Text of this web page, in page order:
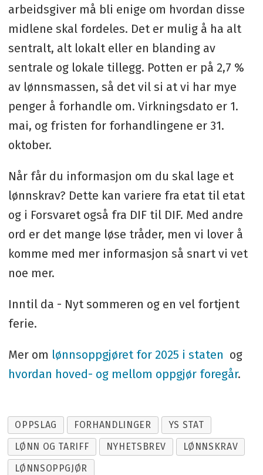
arbeidsgiver må bli enige om hvordan disse
midlene skal fordeles. Det er mulig å ha alt
sentralt, alt lokalt eller en blanding av
sentrale og lokale tillegg. Potten er på 2,7 %
av lønnsmassen, så det vil si at vi har mye
penger å forhandle om. Virkningsdato er 1.
mai, og fristen for forhandlingene er 31.
oktober.
Når får du informasjon om du skal lage et
lønnskrav? Dette kan variere fra etat til etat
og i Forsvaret også fra DIF til DIF. Med andre
ord er det mange løse tråder, men vi lover å
komme med mer informasjon så snart vi vet
noe mer.
Inntil da - Nyt sommeren og en vel fortjent
ferie.
Mer om lønnsoppgjøret for 2025 i staten og
hvordan hoved- og mellom oppgjør foregår.
OPPSLAG FORHANDLINGER
YS STAT
LØNN OG TARIFF
NYHETSBREV
LØNNSKRAV
LØNNSOPPGJØR